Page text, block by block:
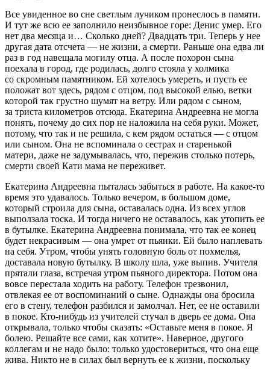
Все увиденное во сне светлым лучиком пронеслось в памяти.
И тут же всю ее заполнило неизбывное горе: Денис умер. Его
нет два месяца и… Сколько дней? Двадцать три. Теперь у нее
другая дата отсчета — не жизни, а смерти. Раньше она едва ли
раз в год навещала могилу отца. А после похорон сына
поехала в город, где родилась, долго стояла у холмика
со скромным памятником. Ей хотелось умереть, и пусть ее
положат вот здесь, рядом с отцом, под высокой елью, ветки
которой так грустно шумят на ветру. Или рядом с сыном,
за триста километров отсюда. Екатерина Андреевна не могла
понять, почему до сих пор не наложила на себя руки. Может,
потому, что так и не решила, с кем рядом остаться — с отцом
или сыном. Она не вспоминала о сестрах и старенькой
матери, даже не задумывалась, что, пережив столько потерь,
смерти своей Кати мама не переживет.
Екатерина Андреевна пыталась забыться в работе. На какое-то
время это удавалось. Только вечером, в большом доме,
который строила для сына, оставалась одна. Из всех углов
выползала тоска. И тогда ничего не оставалось, как утопить ее
в бутылке. Екатерина Андреевна понимала, что так ее конец
будет некрасивым — она умрет от пьянки. Ей было наплевать
на себя. Утром, чтобы унять головную боль от похмелья,
доставала новую бутылку. В школу шла, уже выпив. Учителя
прятали глаза, встречая утром пьяного директора. Потом она
вовсе перестала ходить на работу. Телефон трезвонил,
отвлекая ее от воспоминаний о сыне. Однажды она бросила
его в стену, телефон разбился и замолчал. Нет, ее не оставили
в покое. Кто-нибудь из учителей стучал в дверь ее дома. Она
открывала, только чтобы сказать: «Оставьте меня в покое. Я
болею. Решайте все сами, как хотите». Наверное, другого
коллегам и не надо было: только удостовериться, что она еще
жива. Никто не в силах был вернуть ее к жизни, поскольку